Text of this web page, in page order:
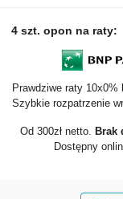
4 szt. opon na raty:
Prawdziwe raty
Szybkie rozpatrzenie
Od 300zł netto.Brak
Dostępny